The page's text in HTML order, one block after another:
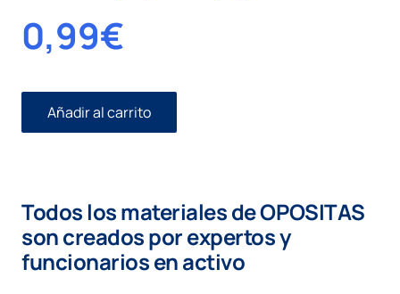
0,99€
Civil
I
Ordinario.
Ejecución
Hipotecaria.
cantidad
Añadir al carrito
Todos los materiales de OPOSITAS
son creados por expertos y
funcionarios en activo